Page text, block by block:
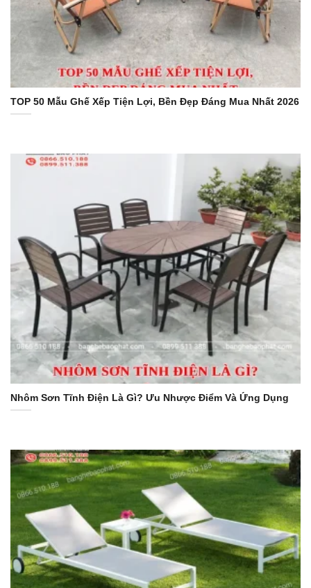
TOP 50 Mẫu Ghế Xếp Tiện Lợi, Bền Đẹp Đáng Mua Nhất 2026
Nhôm Sơn Tĩnh Điện Là Gì? Ưu Nhược Điểm Và Ứng Dụng